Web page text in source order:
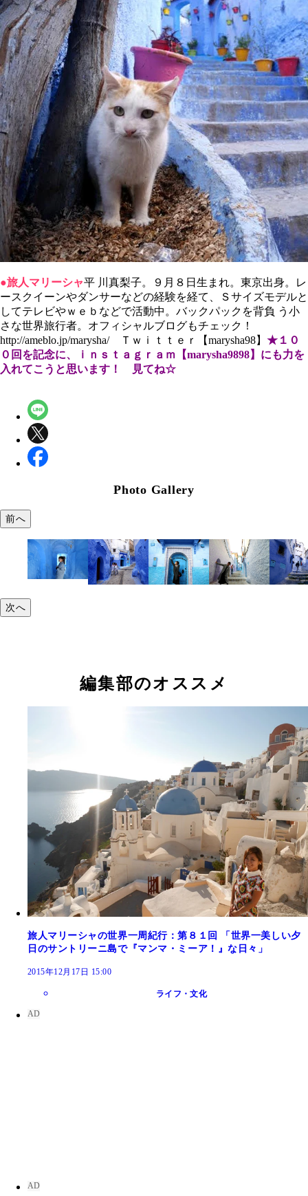
●旅人マリーシャ平 川真梨子。９月８日生まれ。東京出身。レ
ースクイーンやダンサーなどの経験を経て、Ｓサイズモデルと
してテレビやｗｅｂなどで活動中。バックパックを背負 う小
さな世界旅行者。オフィシャルブログもチェック！
http://ameblo.jp/marysha/ Ｔｗｉｔｔｅｒ【marysha98】 ★１０
０回を記念に、ｉｎｓｔａｇｒａｍ【marysha9898】にも力を
入れてこうと思います！ 見てね☆
Photo Gallery
前へ
次へ
編集部のオススメ
旅人マリーシャの世界一周紀行：第８１回 「世界一美しい夕
日のサントリーニ島で『マンマ・ミーア！』な日々」
2015年12月17日 15:00
ライフ・文化